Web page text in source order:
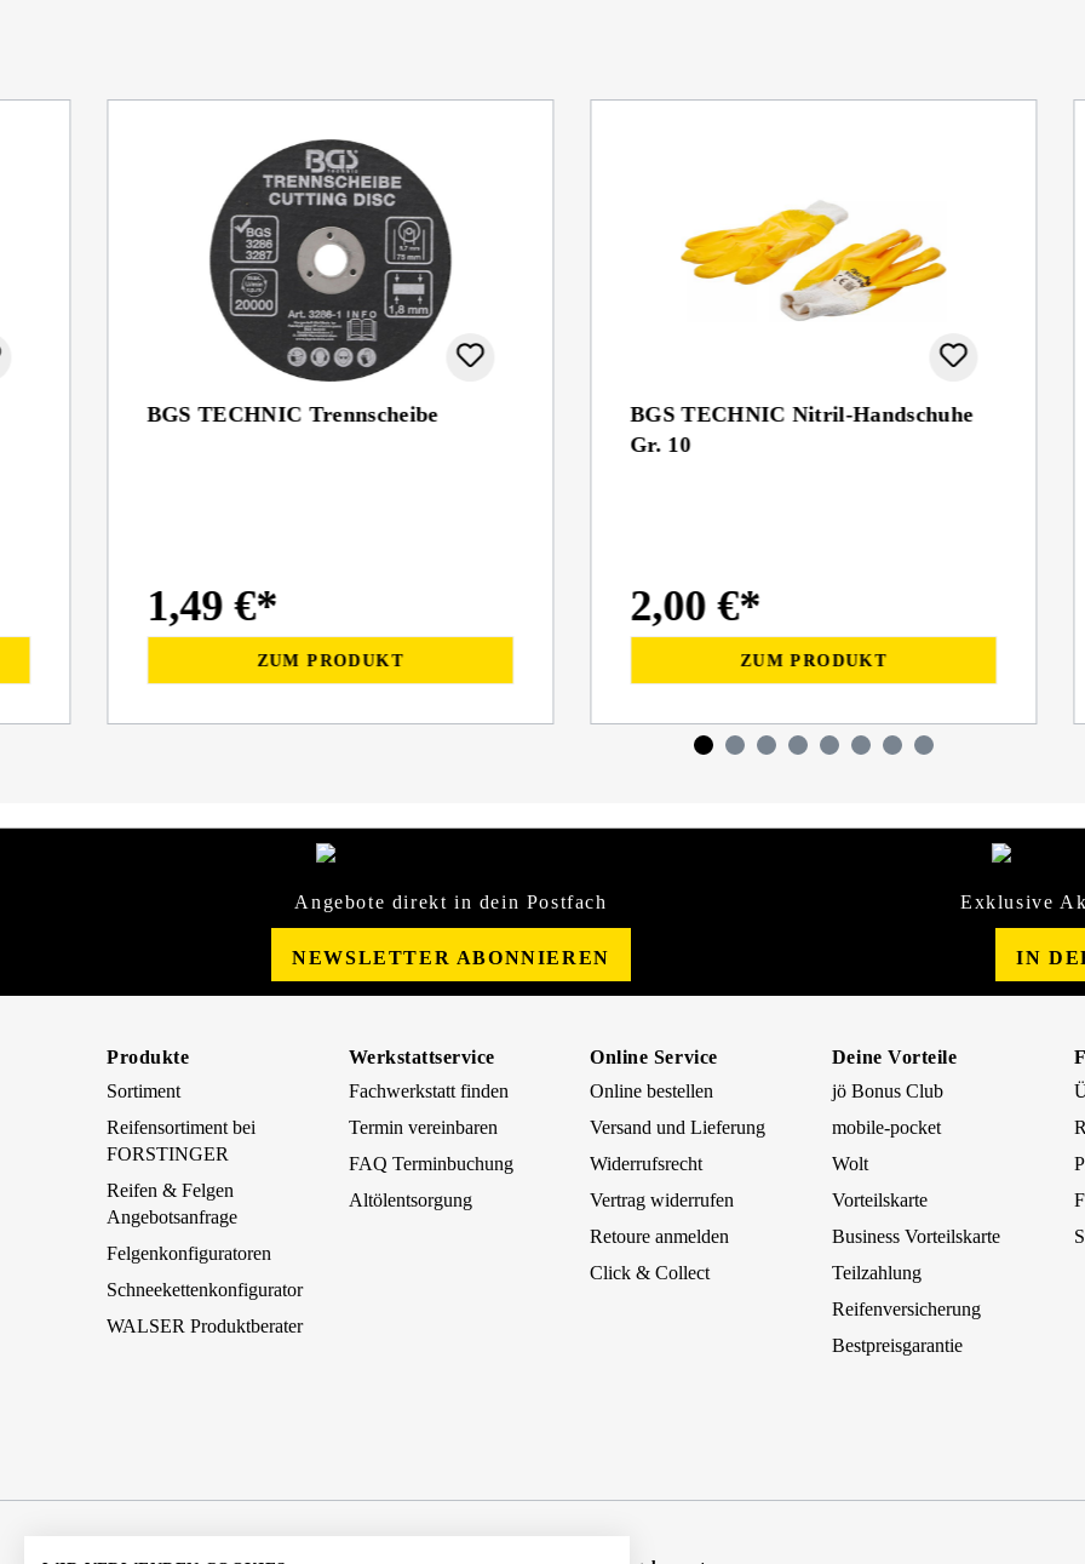
BGS TECHNIC Trennscheibe
1,49 €*
ZUM PRODUKT
BGS TECHNIC Nitril-Handschuhe
Gr. 10
2,00 €*
ZUM PRODUKT
Angebote direkt in dein Postfach
NEWSLETTER ABONNIEREN
Exklusive
IN
Produkte
Sortiment
Reifensortiment bei
FORSTINGER
Reifen & Felgen
Angebotsanfrage
Felgenkonfiguratoren
Schneekettenkonfigurator
WALSER Produktberater
Werkstattservice
Fachwerkstatt finden
Termin vereinbaren
FAQ Terminbuchung
Altölentsorgung
Online Service
Online bestellen
Versand und Lieferung
Widerrufsrecht
Vertrag widerrufen
Retoure anmelden
Click & Collect
Deine Vorteile
jö Bonus Club
mobile-pocket
Wolt
Vorteilskarte
Business Vorteilskarte
Teilzahlung
Reifenversicherung
Bestpreisgarantie